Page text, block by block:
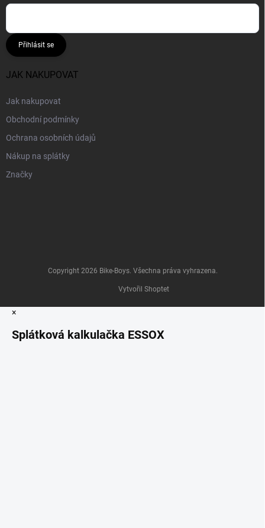
Přihlásit se
JAK NAKUPOVAT
Jak nakupovat
Obchodní podmínky
Ochrana osobních údajů
Nákup na splátky
Značky
Vytvořil Shoptet
Copyright 2026 Bike-Boys. Všechna práva vyhrazena.
×
Splátková kalkulačka ESSOX